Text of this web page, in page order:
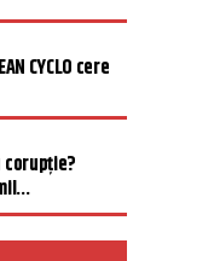
CYCLO cere